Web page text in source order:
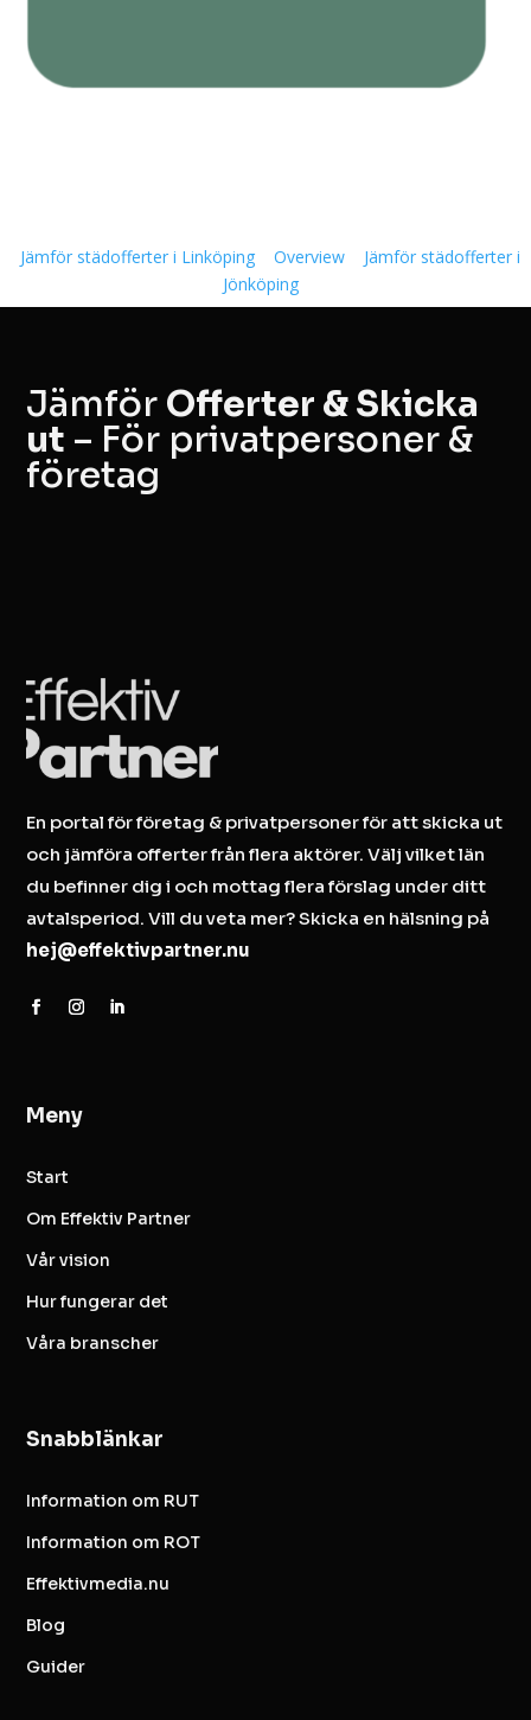
Jämför städofferter i Linköping Overview
Jämför städofferter i
Jönköping
Jämför Offerter & Skicka
ut – För privatpersoner &
företag
En portal för företag & privatpersoner för att skicka ut
och jämföra offerter från flera aktörer. Välj vilket län
du befinner dig i och mottag flera förslag under ditt
avtalsperiod. Vill du veta mer? Skicka en hälsning på
hej@effektivpartner.nu
Meny
Start
Om Effektiv Partner
Vår vision
Hur fungerar det
Våra branscher
Snabblänkar
Information om RUT
Information om ROT
Effektivmedia.nu
Blog
Guider